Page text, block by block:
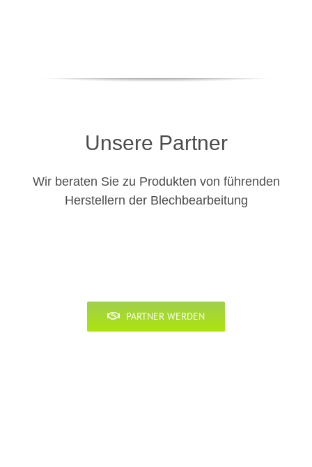
Unsere Partner
Wir beraten Sie zu Produkten von führenden
Herstellern der Blechbearbeitung
PARTNER WERDEN